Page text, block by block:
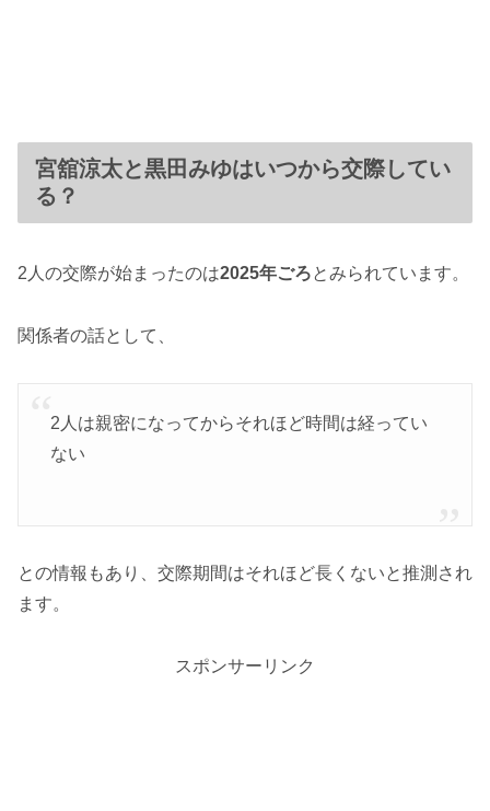
宮舘涼太と黒田みゆはいつから交際してい
る？
2人の交際が始まったのは2025年ごろとみられています。
関係者の話として、
2人は親密になってからそれほど時間は経ってい
ない
との情報もあり、交際期間はそれほど長くないと推測され
ます。
スポンサーリンク